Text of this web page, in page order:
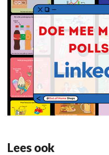
Lees ook